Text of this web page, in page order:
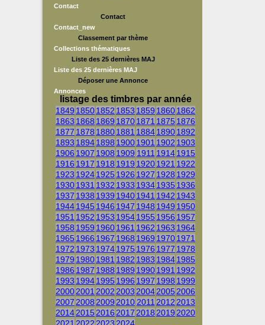
Contact
Contact
Contact_new
Classement par thème
Collections thématiques
Liste des 25 dernières MAJ
Liste des 25 dernières MAJ
Déposer une Annonce
Annonces
listage des timbres par année
1849 18501852 1853 1859 18601862
1863 1868 1869 18701871 1875 1876
1877 1878 18801881 188418901892
1893 18941898 19001901 1902 1903
1906 1907 1908 1909 1911 19141915
1916 1917 1918 1919 19201921 1922
1923 19241925 1926 1927 1928 1929
19301931 1932 1933 19341935 1936
1937 1938 1939 19401941 1942 1943
19441945 1946 1947 1948 1949 1950
1951 1952 1953 19541955 1956 1957
1958 1959 19601961 1962 1963 1964
1965 1966 1967 1968 1969 19701971
1972 1973 19741975 1976 1977 1978
1979 19801981 1982 1983 19841985
1986 1987 1988 1989 19901991 1992
1993 19941995 1996 1997 1998 1999
20002001 2002 2003 20042005 2006
2007 2008 2009 2010 2011 2012 2013
20142015 2016 2017 2018 2019 2020